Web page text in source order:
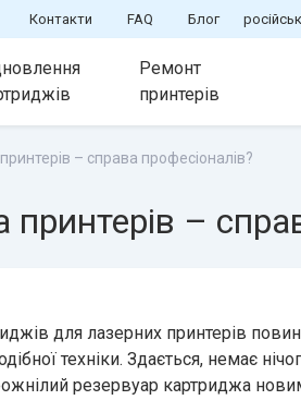
Контакти FAQ Блог
Ремонт
принтерів
– справа професіоналів?
–
для лазерних принтерів
техніки. Здається, немає
резервуар картриджа